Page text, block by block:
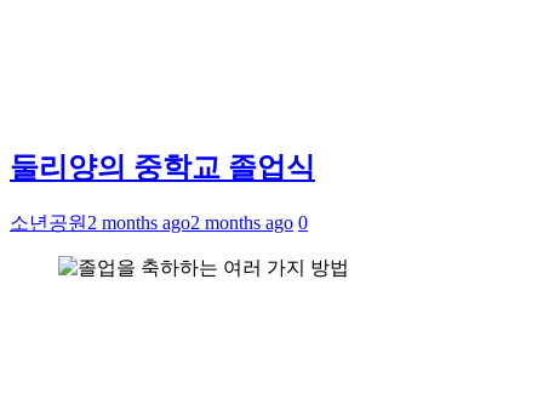
둘리양의 중학교 졸업식
소년공원 2 months ago2 months ago 0